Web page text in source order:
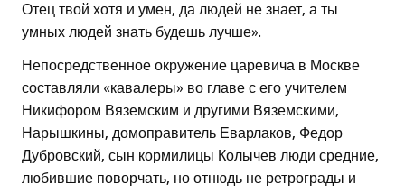
Отец твой хотя и умен, да людей не знает, а ты
умных людей знать будешь лучше».
Непосредственное окружение царевича в Москве
составляли «кавалеры» во главе с его учителем
Никифором Вяземским и другими Вяземскими,
Нарышкины, домоправитель Еварлаков, Федор
Дубровский, сын кормилицы Колычев люди средние,
любившие поворчать, но отнюдь не ретрограды и